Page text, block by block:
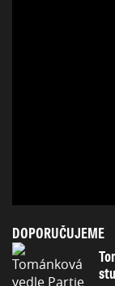
DOPORUČUJEME